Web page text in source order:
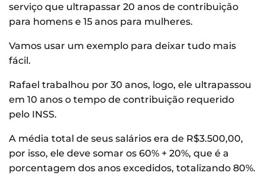
serviço que ultrapassar 20 anos de contribuição
para homens e 15 anos para mulheres.
Vamos usar um exemplo para deixar tudo mais
fácil.
Rafael trabalhou por 30 anos, logo, ele ultrapassou
em 10 anos o tempo de contribuição requerido
pelo INSS.
A média total de seus salários era de R$3.500,00,
por isso, ele deve somar os 60% + 20%, que é a
porcentagem dos anos excedidos, totalizando 80%.